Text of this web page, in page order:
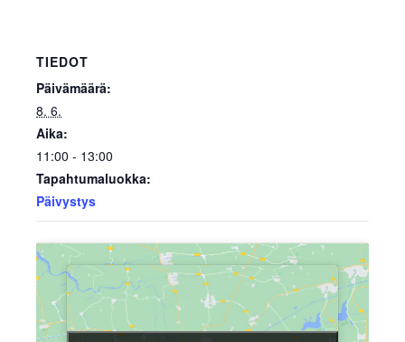
TIEDOT
Päivämäärä:
8. 6.
Aika:
11:00 - 13:00
Tapahtumaluokka:
Päivystys